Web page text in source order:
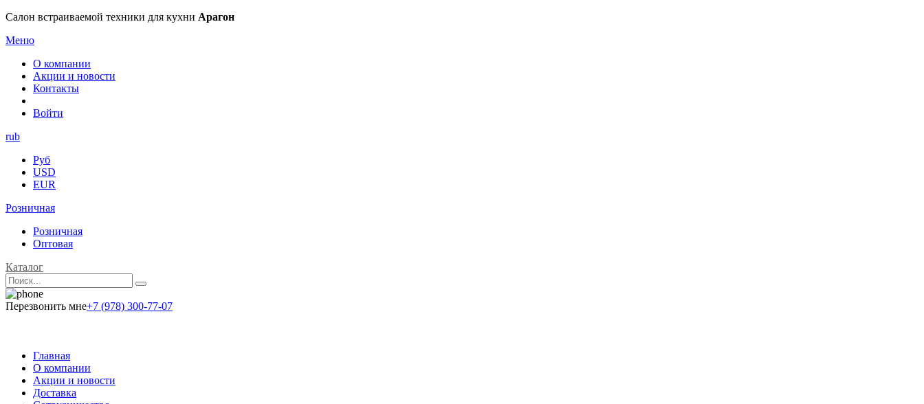
Салон встраиваемой техники для кухни Арагон
Меню
О компании
Акции и новости
Контакты
Войти
rub
Руб
USD
EUR
Розничная
Розничная
Оптовая
Каталог
Перезвонить мне+7 (978) 300-77-07
Главная
О компании
Акции и новости
Доставка